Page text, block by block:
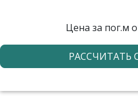
Цена за пог.м
РАССЧИТАТЬ